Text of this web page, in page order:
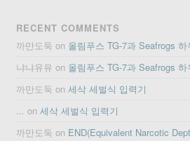
RECENT COMMENTS
까만도둑 on 올림푸스 TG-7과 Seafrogs 하
냐냐유유 on 올림푸스 TG-7과 Seafrogs 하
까만도둑 on세삭 세벌식 입력기
... on세삭 세벌식 입력기
까만도둑 on END(Equivalent Narcotic